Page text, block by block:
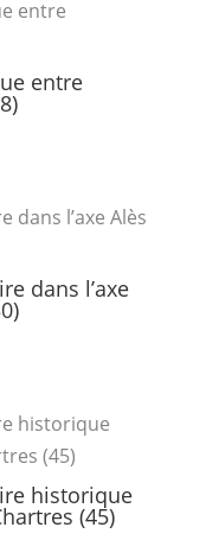
entre
dans l’axe
historique
(45)